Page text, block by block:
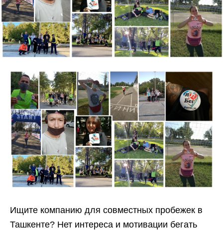
Ищите компанию для совместных пробежек в
Ташкенте? Нет интереса и мотивации бегать